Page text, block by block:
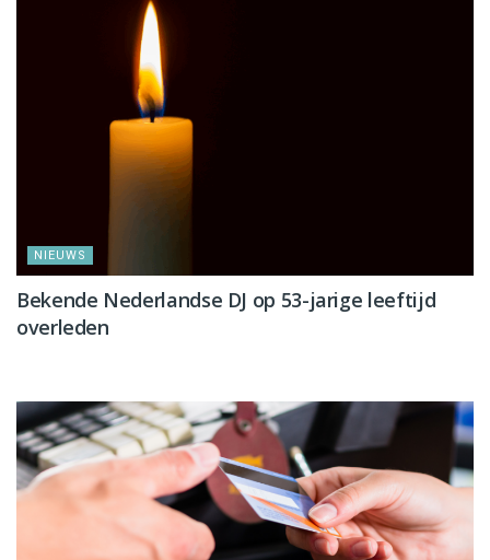
NIEUWS
Bekende Nederlandse DJ op 53-jarige leeftijd
overleden